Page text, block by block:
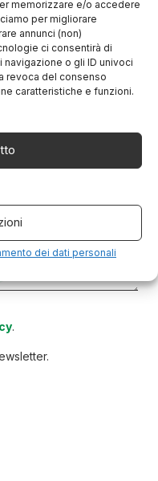
memorizzare e/o accedere
per migliorare
annunci (non)
ci consentirà di
o gli ID univoci
revoca del consenso
caratteristiche e funzioni.
dei dati personali
.